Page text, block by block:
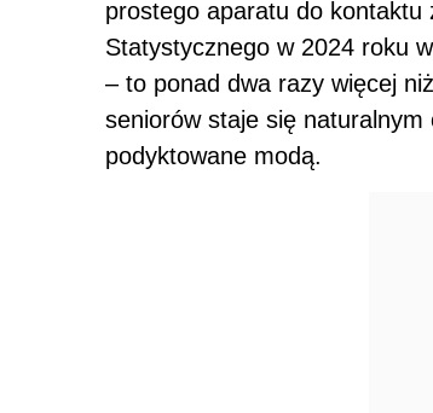
prostego aparatu do kontaktu
Statystycznego w 2024 roku
– to ponad dwa razy więcej
seniorów staje się
podyktowane modą.